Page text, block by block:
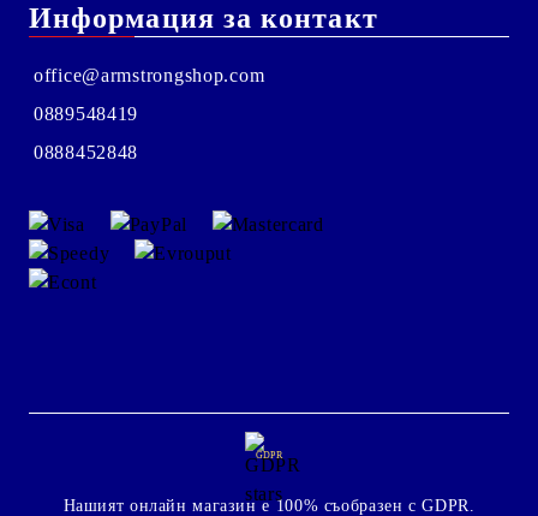
Информация за контакт
office@armstrongshop.com
0889548419
0888452848
GDPR
Нашият онлайн магазин е 100% съобразен с GDPR.